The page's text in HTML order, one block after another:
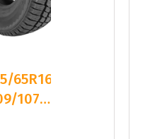
65R16C
107R